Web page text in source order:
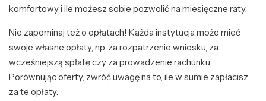
komfortowy i ile możesz sobie pozwolić na miesięczne raty.
Nie zapominaj też o opłatach! Każda instytucja może mieć
swoje własne opłaty, np. za rozpatrzenie wniosku, za
wcześniejszą spłatę czy za prowadzenie rachunku.
Porównując oferty, zwróć uwagę na to, ile w sumie zapłacisz
za te opłaty.